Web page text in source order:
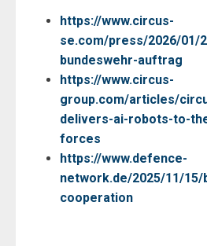
https://www.circus-
se.com/press/2026/01/
bundeswehr-auftrag
https://www.circus-
group.com/articles/
delivers-ai-robots-to-
forces
https://www.defence-
network.de/2025/11/
cooperation